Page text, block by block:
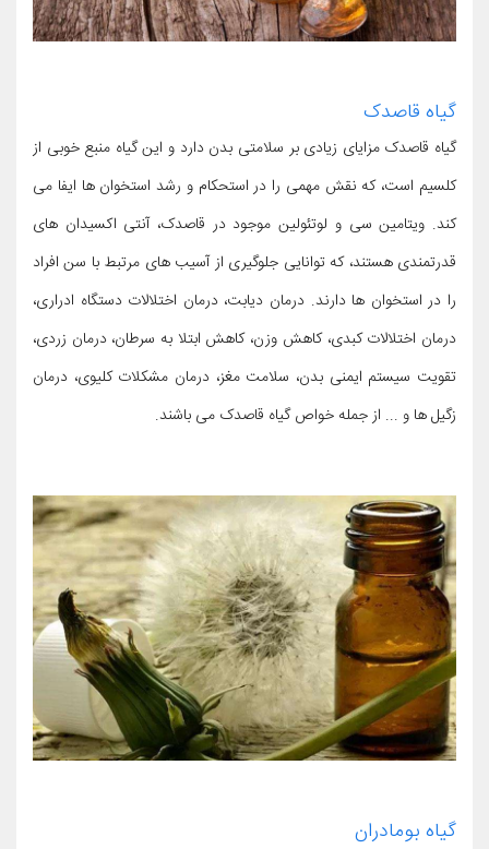
گیاه قاصدک
گیاه قاصدک مزایای زیادی بر سلامتی بدن دارد و این گیاه منبع خوبی از
کلسیم است، که نقش مهمی را در استحکام و رشد استخوان ها ایفا می
کند. ویتامین سی و لوتئولین موجود در قاصدک، آنتی اکسیدان های
قدرتمندی هستند، که توانایی جلوگیری از آسیب های مرتبط با سن افراد
را در استخوان ها دارند. درمان دیابت، درمان اختلالات دستگاه ادراری،
درمان اختلالات کبدی، کاهش وزن، کاهش ابتلا به سرطان، درمان زردی،
تقویت سیستم ایمنی بدن، سلامت مغز، درمان مشکلات کلیوی، درمان
زگیل ها و ... از جمله خواص گیاه قاصدک می باشند.
گیاه بومادران